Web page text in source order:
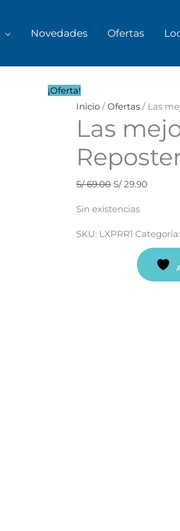
Novedades Ofertas
¡Oferta!
Inicio /Ofertas / Las
Las
S/69.00
original
era:
S/ 69.00.
S/29.90
actual
es:
S/ 29.90.
Sin existencias
SKU: LXPRR1 Categoría: